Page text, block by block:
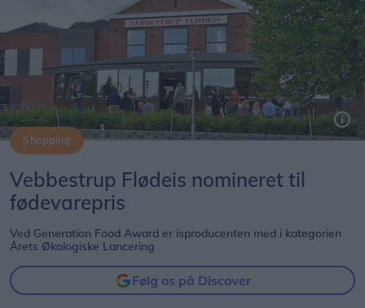
Shopping
Vebbestrup Flødeis nomineret til
fødevarepris
Ved Generation Food Award er isproducenten med i kategorien
Årets Økologiske Lancering
Følg os på Discover